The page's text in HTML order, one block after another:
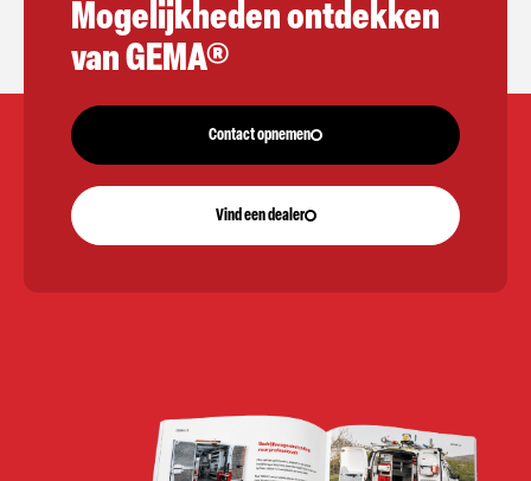
Mogelijkheden ontdekken
van GEMA®
Contact opnemen
Vind een dealer